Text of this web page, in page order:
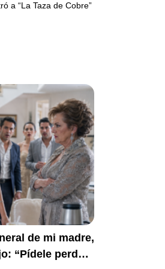
de estallar.
a “La Taza de Cobre”
de mi madre,
“Pídele perdón